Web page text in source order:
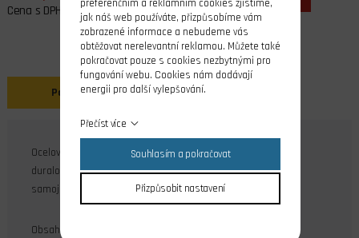
Cena s DPH
Popis
Ocelové zinkované hřídele kola pro montáž na podvozek z
duralového plechu nebo laminátu. Upevnění pomocí
samojistných matic.
Obsah balení: 2 ks
preferenčním a reklamním cookies zjistíme,
jak náš web používáte, přizpůsobíme vám
zobrazené informace a nebudeme vás
obtěžovat nerelevantní reklamou. Můžete také
pokračovat pouze s cookies nezbytnými pro
fungování webu. Cookies nám dodávají
energii pro další vylepšování.
Přečíst více
Souhlasím a pokračovat
Přizpůsobit nastavení